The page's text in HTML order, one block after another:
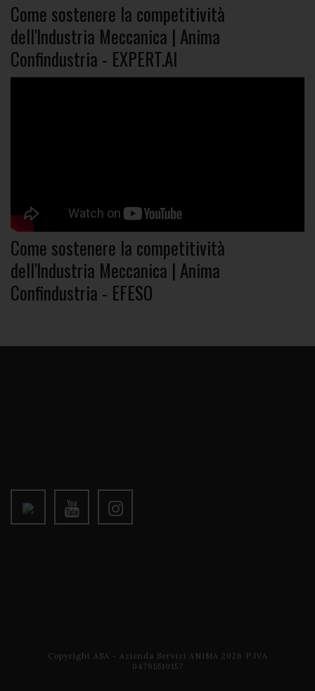
Come sostenere la competitività
dell'Industria Meccanica | Anima
Confindustria - EXPERT.AI
Come sostenere la competitività
dell'Industria Meccanica | Anima
Confindustria - EFESO
Copyright ASA - Azienda Servizi ANIMA 2026 P.IVA
04795510157